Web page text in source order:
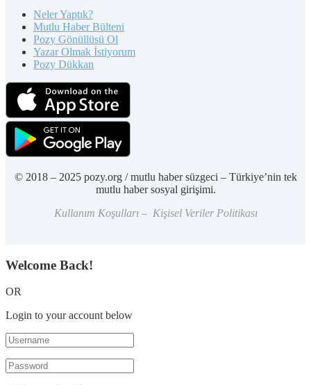
Neler Yaptık?
Mutlu Haber Bülteni
Pozy Gönüllüsü Ol
Yazar Olmak İstiyorum
Pozy Dükkan
© 2018 – 2025 pozy.org / mutlu haber süzgeci – Türkiye’nin tek
mutlu haber sosyal girişimi.
Kullanım Koşulları – Kişisel Veriler Politikası
Welcome Back!
OR
Login to your account below